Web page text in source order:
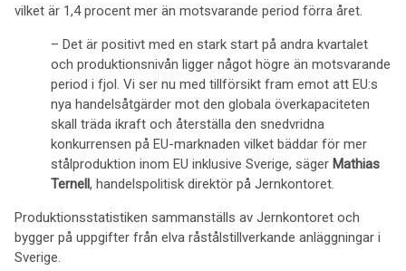
vilket är 1,4 procent mer än motsvarande period förra året.
– Det är positivt med en stark start på andra kvartalet
och produktionsnivån ligger något högre än motsvarande
period i fjol. Vi ser nu med tillförsikt fram emot att EU:s
nya handelsåtgärder mot den globala överkapaciteten
skall träda ikraft och återställa den snedvridna
konkurrensen på EU-marknaden vilket bäddar för mer
stålproduktion inom EU inklusive Sverige, säger Mathias
Ternell, handelspolitisk direktör på Jernkontoret.
Produktionsstatistiken sammanställs av Jernkontoret och
bygger på uppgifter från elva råstålstillverkande anläggningar i
Sverige.